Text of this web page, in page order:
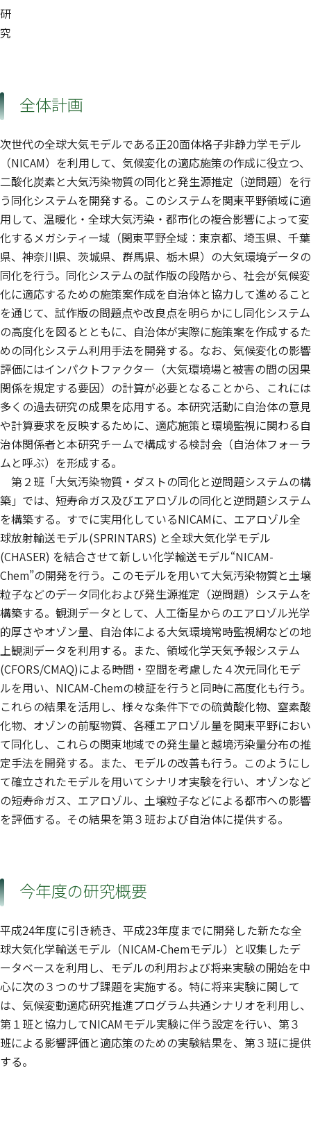
研
究
全体計画
次世代の全球大気モデルである正20面体格子非静力学モデル
（NICAM）を利用して、気候変化の適応施策の作成に役立つ、
二酸化炭素と大気汚染物質の同化と発生源推定（逆問題）を行
う同化システムを開発する。このシステムを関東平野領域に適
用して、温暖化・全球大気汚染・都市化の複合影響によって変
化するメガシティー域（関東平野全域：東京都、埼玉県、千葉
県、神奈川県、茨城県、群馬県、栃木県）の大気環境データの
同化を行う。同化システムの試作版の段階から、社会が気候変
化に適応するための施策案作成を自治体と協力して進めること
を通じて、試作版の問題点や改良点を明らかにし同化システム
の高度化を図るとともに、自治体が実際に施策案を作成するた
めの同化システム利用手法を開発する。なお、気候変化の影響
評価にはインパクトファクター（大気環境場と被害の間の因果
関係を規定する要因）の計算が必要となることから、これには
多くの過去研究の成果を応用する。本研究活動に自治体の意見
や計算要求を反映するために、適応施策と環境監視に関わる自
治体関係者と本研究チームで構成する検討会（自治体フォーラ
ムと呼ぶ）を形成する。
第２班「大気汚染物質・ダストの同化と逆問題システムの構
築」では、短寿命ガス及びエアロゾルの同化と逆問題システム
を構築する。すでに実用化しているNICAMに、エアロゾル全
球放射輸送モデル(SPRINTARS) と全球大気化学モデル
(CHASER) を結合させて新しい化学輸送モデル“NICAM-
Chem”の開発を行う。このモデルを用いて大気汚染物質と土壌
粒子などのデータ同化および発生源推定（逆問題）システムを
構築する。観測データとして、人工衛星からのエアロゾル光学
的厚さやオゾン量、自治体による大気環境常時監視網などの地
上観測データを利用する。また、領域化学天気予報システム
(CFORS/CMAQ)による時間・空間を考慮した４次元同化モデ
ルを用い、NICAM-Chemの検証を行うと同時に高度化も行う。
これらの結果を活用し、様々な条件下での硫黄酸化物、窒素酸
化物、オゾンの前駆物質、各種エアロゾル量を関東平野におい
て同化し、これらの関東地域での発生量と越境汚染量分布の推
定手法を開発する。また、モデルの改善も行う。このようにし
て確立されたモデルを用いてシナリオ実験を行い、オゾンなど
の短寿命ガス、エアロゾル、土壌粒子などによる都市への影響
を評価する。その結果を第３班および自治体に提供する。
今年度の研究概要
平成24年度に引き続き、平成23年度までに開発した新たな全
球大気化学輸送モデル（NICAM-Chemモデル）と収集したデ
ータベースを利用し、モデルの利用および将来実験の開始を中
心に次の３つのサブ課題を実施する。特に将来実験に関して
は、気候変動適応研究推進プログラム共通シナリオを利用し、
第１班と協力してNICAMモデル実験に伴う設定を行い、第３
班による影響評価と適応策のための実験結果を、第３班に提供
する。